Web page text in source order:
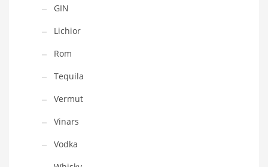
GIN
Lichior
Rom
Tequila
Vermut
Vinars
Vodka